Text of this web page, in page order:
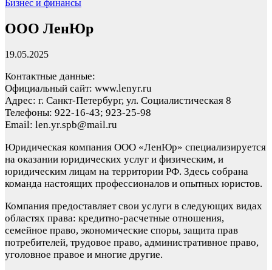
Бизнес и финансы
ООО ЛенЮр
19.05.2025
Контактные данные:
Официальный сайт: www.lenyr.ru
Адрес: г. Санкт-Петербург, ул. Социалистическая 8
Телефоны: 922-16-43; 923-25-98
Email: len.yr.spb@mail.ru
Юридическая компания ООО «ЛенЮр» специализируется
на оказании юридических услуг и физическим, и
юридическим лицам на территории РФ. Здесь собрана
команда настоящих профессионалов и опытных юристов.
Компания предоставляет свои услуги в следующих видах
областях права: кредитно-расчетные отношения,
семейное право, экономические споры, защита прав
потребителей, трудовое право, административное право,
уголовное правое и многие другие.